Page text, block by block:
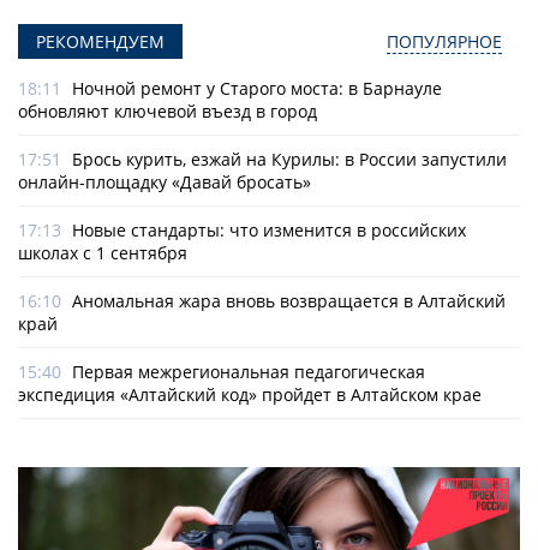
РЕКОМЕНДУЕМ ПОПУЛЯРНОЕ
18:11
Ночной ремонт у Старого моста: в Барнауле
обновляют ключевой въезд в город
17:51
Брось курить, езжай на Курилы: в России запустили
онлайн-­площадку «Давай бросать»
17:13 Новые стандарты: что изменится в российских
школах с 1 сентября
16:10 Аномальная жара вновь возвращается в Алтайский
край
15:40 Первая межрегиональная педагогическая
экспедиция «Алтайский код» пройдет в Алтайском крае